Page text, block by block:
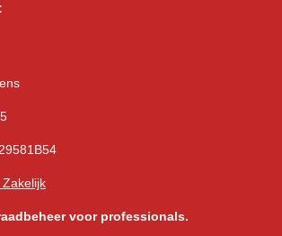
Zakelijk
voor professionals.